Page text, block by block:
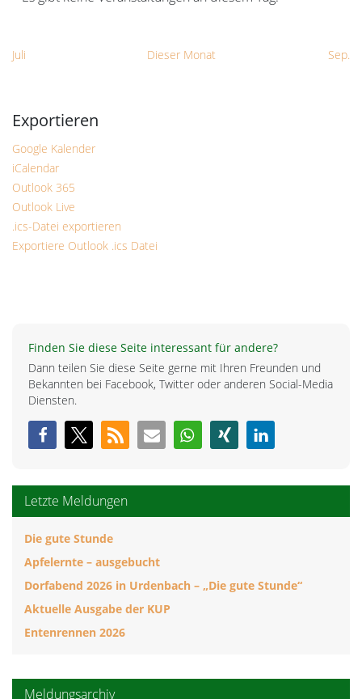
Hinweis
Juli Dieser Monat Sep.
Google Kalender
iCalendar
Outlook 365
Outlook Live
.ics-Datei exportieren
Exportiere Outlook .ics Datei
Finden Sie diese Seite interessant für andere?
Dann teilen Sie diese Seite gerne mit Ihren Freunden und
Bekannten bei Facebook, Twitter oder anderen Social-Media
Diensten.
Letzte Meldungen
Die gute Stunde
Apfelernte – ausgebucht
Dorfabend 2026 in Urdenbach – „Die gute Stunde“
Aktuelle Ausgabe der KUP
Entenrennen 2026
Meldungsarchiv